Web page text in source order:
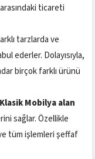
ticareti
tarzlarda ve
ederler. Dolayısıyla,
birçok farklı ürünü
Mobilya alan
sağlar. Özellikle
tüm işlemleri şeffaf